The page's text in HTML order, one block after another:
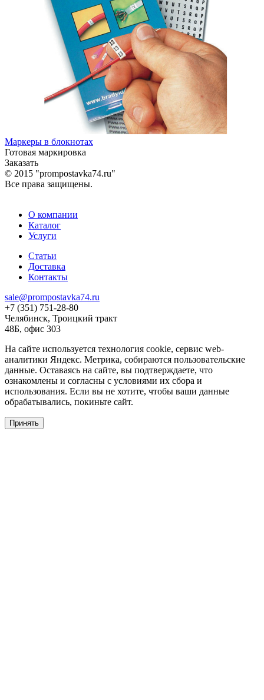
Маркеры в блокнотах
Готовая маркировка
Заказать
© 2015 "prompostavka74.ru"
Все права защищены.
О компании
Каталог
Услуги
Статьи
Доставка
Контакты
sale@prompostavka74.ru
+7 (351) 751-28-80
Челябинск, Троицкий тракт
48Б, офис 303
На сайте используется технология cookie, сервис web-
аналитики Яндекс. Метрика, собираются пользовательские
данные. Оставаясь на сайте, вы подтверждаете, что
ознакомлены и согласны с условиями их сбора и
использования. Если вы не хотите, чтобы ваши данные
обрабатывались, покиньте сайт.
Принять